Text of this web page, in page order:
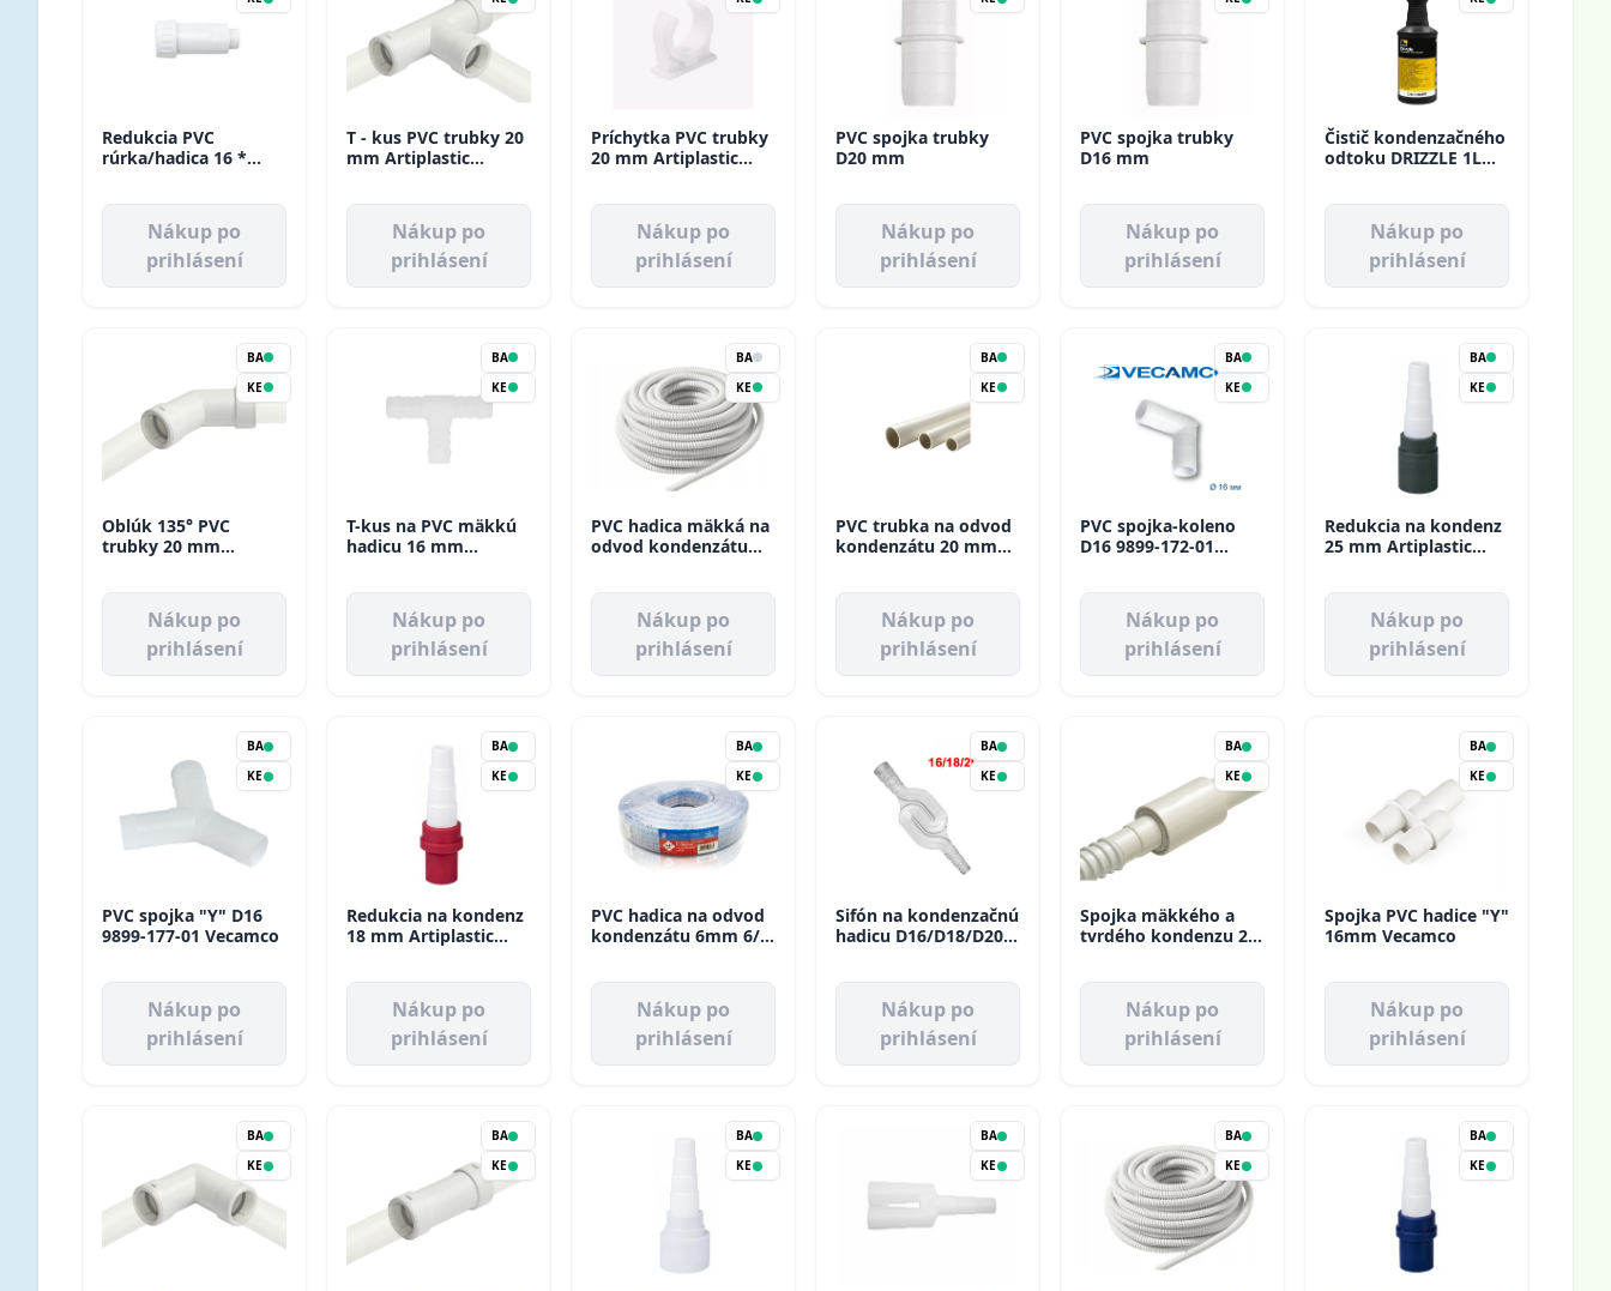
Redukcia PVC
rúrka/hadica 16 *
Nákup po
prihlásení
T - kus PVC trubky 20
mm Artiplastic
Nákup po
prihlásení
Príchytka PVC trubky
20 mm Artiplastic
Nákup po
prihlásení
PVC spojka trubky
D20 mm
Nákup po
prihlásení
PVC spojka trubky
D16 mm
Nákup po
prihlásení
Čistič kondenzačného
odtoku DRIZZLE 1L
Nákup po
prihlásení
BA
KE
Oblúk 135° PVC
trubky 20 mm
Nákup po
prihlásení
BA
KE
T-kus na PVC mäkkú
hadicu 16 mm
Nákup po
prihlásení
BA
KE
PVC hadica mäkká na
odvod kondenzátu
Nákup po
prihlásení
BA
KE
PVC trubka na odvod
kondenzátu 20 mm
Nákup po
prihlásení
BA
KE
PVC spojka-koleno
D16 9899-172-01
Nákup po
prihlásení
BA
KE
Redukcia na kondenz
25 mm Artiplastic
Nákup po
prihlásení
BA
KE
PVC spojka "Y" D16
9899-177-01 Vecamco
Nákup po
prihlásení
BA
KE
Redukcia na kondenz
18 mm Artiplastic
Nákup po
prihlásení
BA
KE
PVC hadica na odvod
kondenzátu 6mm 6/9
Nákup po
prihlásení
BA
KE
Sifón na kondenzačnú
hadicu D16/D18/D20
Nákup po
prihlásení
BA
KE
Spojka mäkkého a
tvrdého kondenzu 20
(20ks/bal)
Nákup po
prihlásení
BA
KE
Spojka PVC hadice "Y"
16mm Vecamco
Nákup po
prihlásení
BA
KE
BA
KE
BA
KE
BA
KE
BA
KE
BA
KE